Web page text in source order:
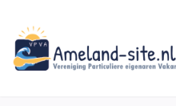
Hauptinhalt
springen